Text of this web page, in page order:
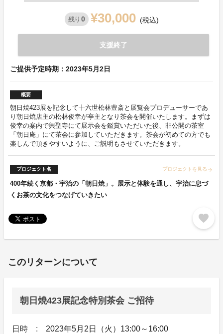
残り 0 ¥30,000 (税込)
支援終了
ご提供予定時期：2023年5月2日
概要
朝日焼423展を記念して十六世松林豊斎と展覧会プロデューサーであ
り朝日焼店主の松林俊幸が亭主となり茶会を開催いたします。まずは
俊幸の案内で興聖寺にて展示会を鑑賞いただいた後、非公開の茶室
「朝日庵」にて茶会に参加していただきます。茶会が初めての方でも
楽しんで頂きやすいように、ご説明もさせていただきます。
プロジェクト名 プロジェクトを見る arrow_forward
400年続く京都・宇治の「朝日焼」。展示と体験を通し、宇治に息づ
くお茶の文化をつなげていきたい
favorite
このリターンについて
朝日焼423展記念特別茶会 ご招待
日時 : 2023年5月2日（火）13:00～16:00